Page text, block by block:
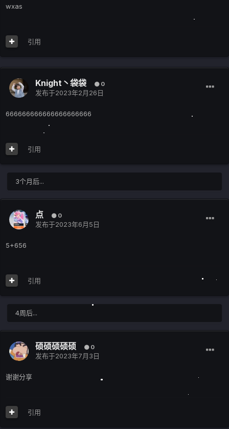
wxas
引用
Knight丶袋袋 0
发布于2023年2月26日
666666666666666666666
引用
3个月后...
点 0
发布于2023年6月5日
5+656
引用
4周后...
硕硕硕硕硕 0
发布于2023年7月3日
谢谢分享
引用